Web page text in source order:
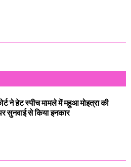
ने हेट स्पीच मामले में महुआ मोइत्रा की
सुनवाई से किया इनकार